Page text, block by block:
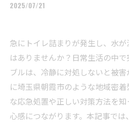
2025/07/21
急にトイレ詰まりが発生し、水
はありませんか？日常生活の中
ブルは、冷静に対処しないと被
に埼玉県朝霞市のような地域密
な応急処置や正しい対策方法を
心感につながります。本記事で